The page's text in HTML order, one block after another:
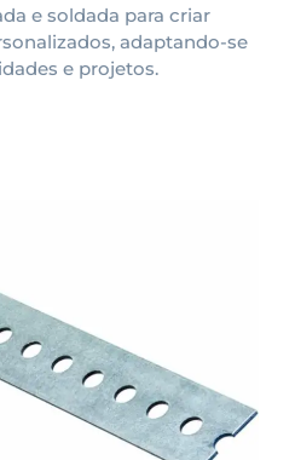
e soldada para criar
adaptando-se
e projetos.